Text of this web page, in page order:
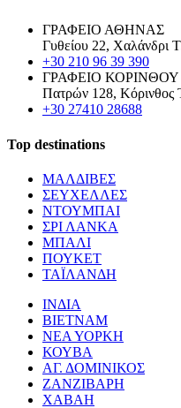
ΓΡΑΦΕΙΟ ΑΘΗΝΑΣ
Γυθείου 22, Χαλάνδρι
+30 210 96 39 390
ΓΡΑΦΕΙΟ ΚΟΡΙΝΘΟΥ
Πατρών 128, Κόρινθος
+30 27410 28688
Top destinations
ΜΑΛΔΙΒΕΣ
ΣΕΥΧΕΛΛΕΣ
ΝΤΟΥΜΠΑΙ
ΣΡΙ ΛΑΝΚΑ
ΜΠΑΛΙ
ΠΟΥΚΕΤ
ΤΑΪΛΑΝΔΗ
ΙΝΔΙΑ
ΒΙΕΤΝΑΜ
ΝΕΑ ΥΟΡΚΗ
ΚΟΥΒΑ
ΑΓ. ΔΟΜΙΝΙΚΟΣ
ΖΑΝΖΙΒΑΡΗ
ΧΑΒΑΗ